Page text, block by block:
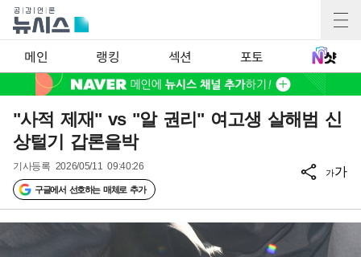
메인 랭킹 섹션 포토
"사적 제재" vs "알 권리" 여고생 살해범 신
상털기 갑론을박
기사등록 2026/05/11 09:40:26
구글에서 선호하는 매체로 추가
가가